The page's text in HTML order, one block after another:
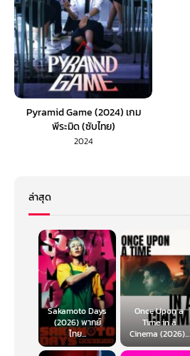
Pyramid Game (2024) เกม
พีระมิด (ซับไทย)
2024
ล่าสุด
Sakamoto Days
(2026) พากย์
ไทย...
Once Upon a
Time in a
Cinema (2026)...